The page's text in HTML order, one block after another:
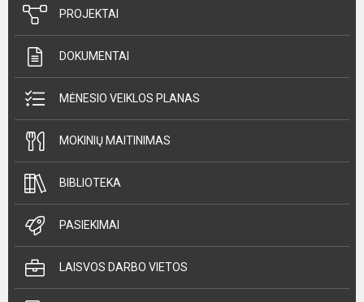
PROJEKTAI
DOKUMENTAI
MĖNESIO VEIKLOS PLANAS
MOKINIŲ MAITINIMAS
BIBLIOTEKA
PASIEKIMAI
LAISVOS DARBO VIETOS